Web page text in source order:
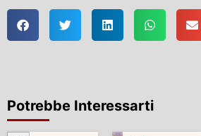
Potrebbe Interessarti